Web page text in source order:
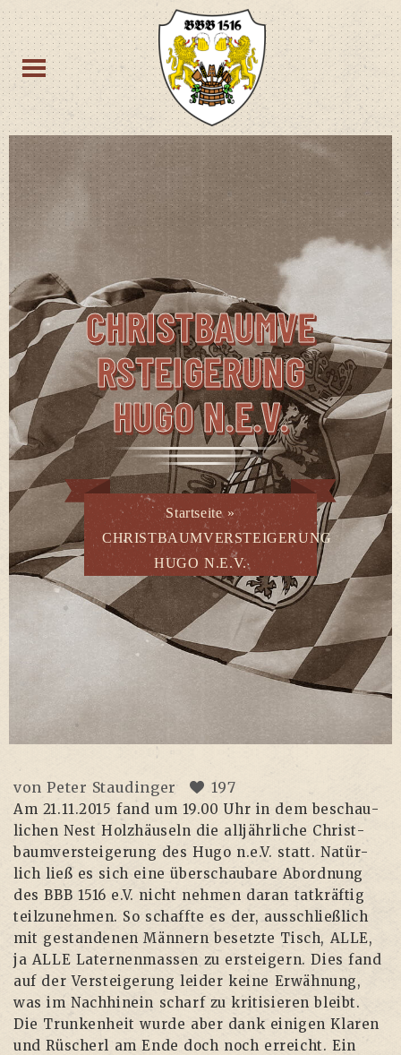
CHRISTBAUMVE
RSTEIGERUNG
HUGO N.E.V.
Startseite»
CHRISTBAUMVERSTEIGERUNG
HUGO N.E.V.
vonPeter Staudinger 197
Am 21.11.2015 fand um 19.00 Uhr in dem beschau­
li­chen Nest Holz­häu­seln die all­jähr­li­che Christ­
baum­ver­stei­ge­rung des Hugo n.e.V. statt. Natür­
lich ließ es sich eine über­schau­ba­re Abord­nung
des BBB 1516 e.V. nicht neh­men dar­an tat­kräf­tig
teil­zu­neh­men. So schaff­te es der, aus­schließ­lich
mit gestan­de­nen Män­nern besetz­te Tisch, ALLE,
ja ALLE Later­nen­mas­sen zu erstei­gern. Dies fand
auf der Ver­stei­ge­rung lei­der kei­ne Erwäh­nung,
was im Nach­hin­ein scharf zu kri­ti­sie­ren bleibt.
Die Trun­ken­heit wur­de aber dank eini­gen Kla­ren
und Rüscherl am Ende doch noch erreicht. Ein